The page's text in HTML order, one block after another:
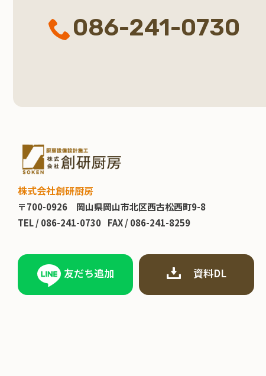
086-241-0730
株式会社創研厨房
〒700-0926 岡山県岡山市北区西古松西町9-8
TEL /086-241-0730 FAX / 086-241-8259
友だち追加 資料DL